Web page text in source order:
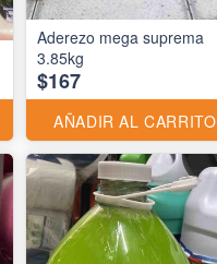
Aderezo mega suprema
3.85kg
$167
AÑADIR AL CARRITO